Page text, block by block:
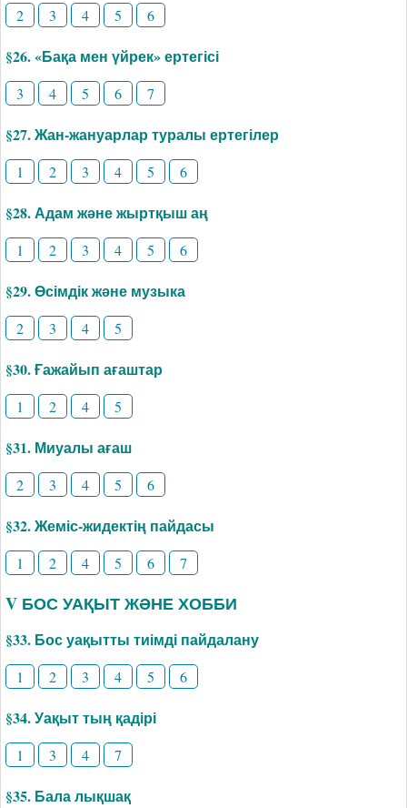
2 3 4 5 6
§26. «Бақа мен үйрек» ертегісі
3 4 5 6 7
§27. Жан-жануарлар туралы ертегілер
1 2 3 4 5 6
§28. Адам және жыртқыш аң
1 2 3 4 5 6
§29. Өсімдік және музыка
2 3 4 5
§30. Ғажайып ағаштар
1 2 4 5
§31. Миуалы ағаш
2 3 4 5 6
§32. Жеміс-жидектің пайдасы
1 2 4 5 6 7
V БОС УАҚЫТ ЖӘНЕ ХОББИ
§33. Бос уақытты тиімді пайдалану
1 2 3 4 5 6
§34. Уақыт тың қадірі
1 3 4 7
§35. Бала лықшақ